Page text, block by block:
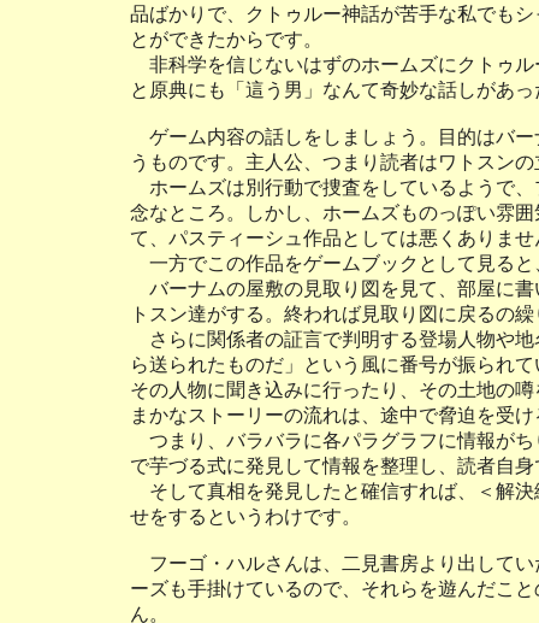
品ばかりで、クトゥルー神話が苦手な私でも
とができたからです。
非科学を信じないはずのホームズにクトゥ
と原典にも「這う男」なんて奇妙な話しがあ
ゲーム内容の話しをしましょう。目的はバ
うものです。主人公、つまり読者はワトスン
ホームズは別行動で捜査をしているようで
念なところ。しかし、ホームズものっぽい雰
て、パスティーシュ作品としては悪くありませ
一方でこの作品をゲームブックとして見る
バーナムの屋敷の見取り図を見て、部屋に
トスン達がする。終われば見取り図に戻るの
さらに関係者の証言で判明する登場人物や
ら送られたものだ」という風に番号が振られ
その人物に聞き込みに行ったり、その土地の
まかなストーリーの流れは、途中で脅迫を受
つまり、バラバラに各パラグラフに情報が
で芋づる式に発見して情報を整理し、読者自
そして真相を発見したと確信すれば、＜解
せをするというわけです。
フーゴ・ハルさんは、二見書房より出して
ーズも手掛けているので、それらを遊んだこ
ん。